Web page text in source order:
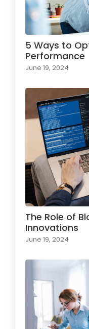
5 Ways to
Performance
June 19, 2024
The Role of
Innovations
June 19, 2024